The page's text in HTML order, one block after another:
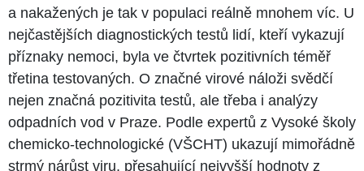
a nakažených je tak v populaci reálně mnohem víc. U
nejčastějších diagnostických testů lidí, kteří vykazují
příznaky nemoci, byla ve čtvrtek pozitivních téměř
třetina testovaných. O značné virové náloži svědčí
nejen značná pozitivita testů, ale třeba i analýzy
odpadních vod v Praze. Podle expertů z Vysoké školy
chemicko-technologické (VŠCHT) ukazují mimořádně
strmý nárůst viru, přesahující nejvyšší hodnoty z